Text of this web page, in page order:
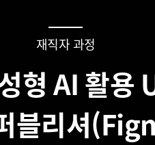
재직자 과정
형 AI 활용
블리셔